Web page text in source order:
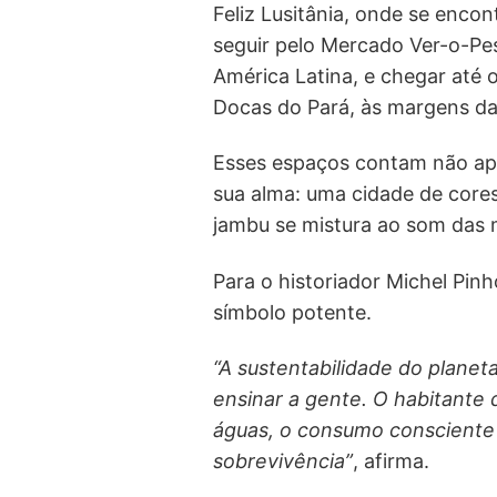
Feliz Lusitânia, onde se
seguir pelo Mercado Ver-o-
América Latina, e chegar até
Docas do Pará, às margens
Esses espaços contam não
sua alma: uma cidade de
jambu se mistura ao som das
Para o historiador Michel
símbolo potente.
“A sustentabilidade do
ensinar a gente. O habitante
águas, o consumo
sobrevivência”, afirma.